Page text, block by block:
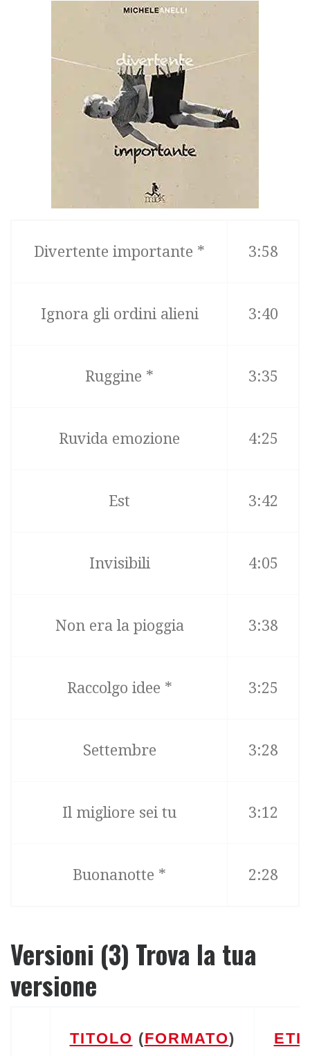
Divertente importante * 3:58
Ignora gli ordini alieni 3:40
Ruggine * 3:35
Ruvida emozione 4:25
Est 3:42
Invisibili 4:05
Non era la pioggia 3:38
Raccolgo idee * 3:25
Settembre 3:28
Il migliore sei tu 3:12
Buonanotte * 2:28
Versioni (3) Trova la tua
versione
TITOLO (FORMATO)